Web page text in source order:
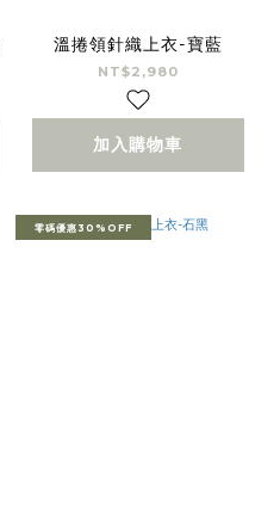
溫捲領針織上衣-寶藍
NT$2,980
加入購物車
零碼優惠30%OFF